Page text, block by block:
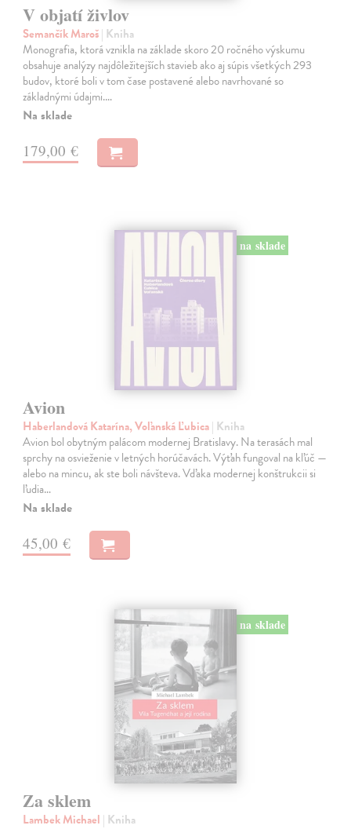
V objatí živlov
Semančík Maroš| Kniha
Monografia, ktorá vznikla na základe skoro 20 ročného výskumu
obsahuje analýzy najdôležitejších stavieb ako aj súpis všetkých 293
budov, ktoré boli v tom čase postavené alebo navrhované so
základnými údajmi.…
Na sklade
179,00 €
na sklade
Avion
Haberlandová Katarína, Voľanská Ľubica| Kniha
Avion bol obytným palácom modernej Bratislavy. Na terasách mal
sprchy na osvieženie v letných horúčavách. Výťah fungoval na kľúč —
alebo na mincu, ak ste boli návšteva. Vďaka modernej konštrukcii si
ľudia…
Na sklade
45,00 €
na sklade
Za sklem
Lambek Michael | Kniha